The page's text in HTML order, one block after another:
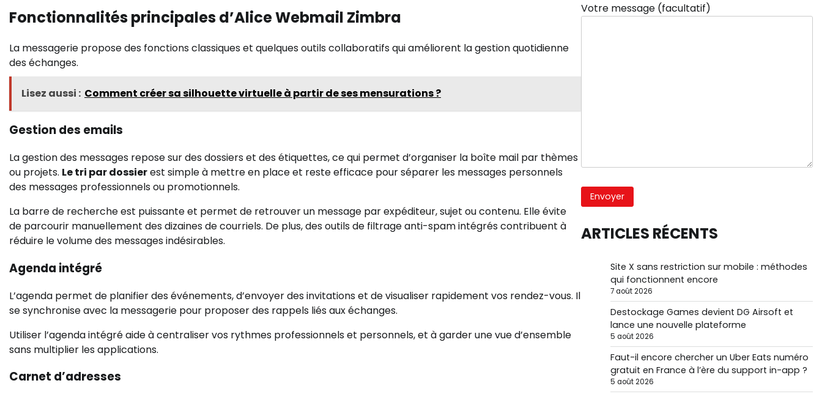
Fonctionnalités principales d’Alice Webmail Zimbra
La messagerie propose des fonctions classiques et quelques outils collaboratifs qui améliorent la gestion quotidienne
des échanges.
Lisez aussi : Comment créer sa silhouette virtuelle à partir de ses mensurations ?
Gestion des emails
La gestion des messages repose sur des dossiers et des étiquettes, ce qui permet d’organiser la boîte mail par thèmes
ou projets. Le tri par dossierest simple à mettre en place et reste efficace pour séparer les messages personnels
des messages professionnels ou promotionnels.
La barre de recherche est puissante et permet de retrouver un message par expéditeur, sujet ou contenu. Elle évite
de parcourir manuellement des dizaines de courriels. De plus, des outils de filtrage anti-spam intégrés contribuent à
réduire le volume des messages indésirables.
Agenda intégré
L’agenda permet de planifier des événements, d’envoyer des invitations et de visualiser rapidement vos rendez-vous. Il
se synchronise avec la messagerie pour proposer des rappels liés aux échanges.
Utiliser l’agenda intégré aide à centraliser vos rythmes professionnels et personnels, et à garder une vue d’ensemble
sans multiplier les applications.
Carnet d’adresses
Votre message (facultatif)
ARTICLES RÉCENTS
Site X sans restriction sur mobile : méthodes
qui fonctionnent encore
7 août 2026
Destockage Games devient DG Airsoft et
lance une nouvelle plateforme
5 août 2026
Faut-il encore chercher un Uber Eats numéro
gratuit en France à l’ère du support in-app ?
5 août 2026